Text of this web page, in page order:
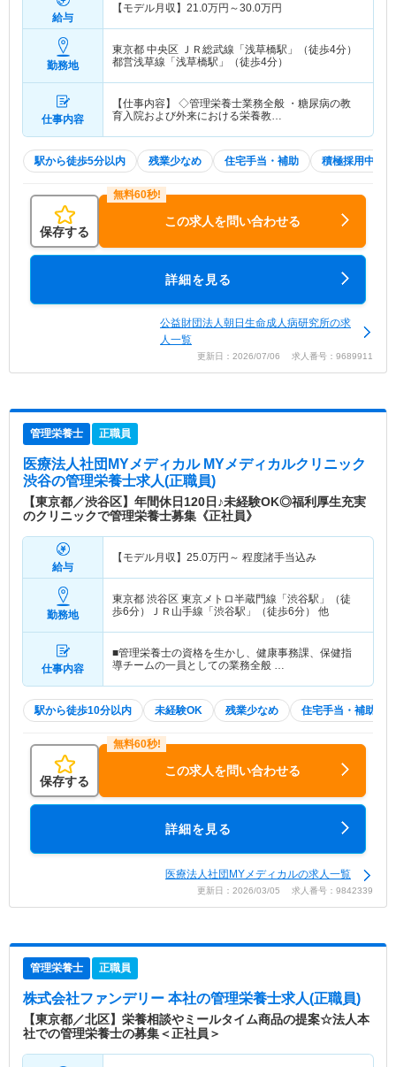
給与
【モデル月収】 21.0万円～30.0万円
勤務地
東京都 中央区
ＪＲ総武線「浅草橋駅」（徒歩4分）
都営浅草線「浅草橋駅」（徒歩4分）
仕事内容
【仕事内容】 ◇管理栄養士業務全般 ・糖尿病の教
育入院および外来における栄養教…
駅から徒歩5分以内 残業少なめ 住宅手当・補助 積極採用中
保存する
この求人を問い合わせる
詳細を見る
公益財団法人朝日生命成人病研究所の求
人一覧
更新日：2026/07/06 求人番号：9689911
管理栄養士 正職員
医療法人社団MYメディカル MYメディカルクリニック
渋谷の管理栄養士求人(正職員)
【東京都／渋谷区】年間休日120日♪未経験OK◎福利厚生充実
のクリニックで管理栄養士募集《正社員》
給与
【モデル月収】 25.0万円～ 程度諸手当込み
勤務地
東京都 渋谷区 東京メトロ半蔵門線「渋谷駅」（徒
歩6分）ＪＲ山手線「渋谷駅」（徒歩6分） 他
仕事内容
■管理栄養士の資格を生かし、健康事務課、保健指
導チームの一員としての業務全般 …
駅から徒歩10分以内 未経験OK 残業少なめ 住宅手当・補助
保存する
この求人を問い合わせる
詳細を見る
医療法人社団MYメディカルの求人一覧
更新日：2026/03/05 求人番号：9842339
管理栄養士 正職員
株式会社ファンデリー 本社の管理栄養士求人(正職員)
【東京都／北区】栄養相談やミールタイム商品の提案☆法人本
社での管理栄養士の募集＜正社員＞